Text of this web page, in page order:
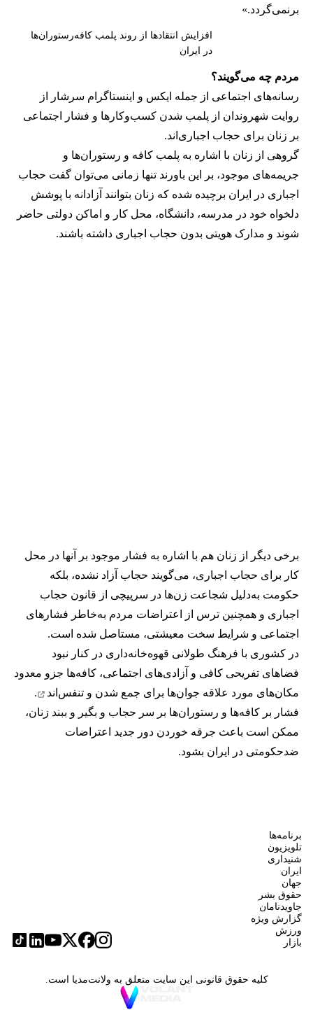
برنمی‎‌گردد.»
افزایش انتقادها از روند پلمب کافه‌رستوران‌ها
در ایران
مردم چه می‌گویند؟
رسانه‎‌های اجتماعی از جمله ایکس و اینستاگرام سرشار از
روایت شهروندان از پلمب شدن کسب‌وکارها و فشار اجتماعی
بر زنان برای حجاب اجباری‌اند.
گروهی از زنان با اشاره به پلمب کافه و رستوران‌ها و
جریمه‌های موجود، بر این باورند تنها زمانی می‌توان گفت حجاب
اجباری در ایران برچیده شده که زنان بتوانند آزادانه با پوشش
دلخواه خود در مدرسه، دانشگاه، محل کار و اماکن دولتی حاضر
شوند و مدارک هویتی بدون حجاب اجباری داشته باشند.
برخی دیگر از زنان هم با اشاره به فشار موجود بر آنها در محل
کار برای حجاب اجباری، می‌گویند حجاب آزاد نشده، بلکه
حکومت به‌دلیل شجاعت زن‌ها در سرپیچی از قانون حجاب
اجباری و همچنین ترس از اعتراضات مردم به‌خاطر فشارهای
اجتماعی و شرایط سخت معیشتی، مستاصل شده است.
در کشوری با فرهنگ طولانی قهوه‌‌خانه‌داری در کنار نبود
فضاهای تفریحی کافی و آزادی‌های اجتماعی، کافه‌ها جزو معدود
مکان‌های مورد علاقه جوان‌ها برای جمع شدن و تنفس‌اند
.
فشار بر کافه‌ها و رستوران‌ها بر سر حجاب و بگیر و ببند زنان،
ممکن است باعث جرقه خوردن دور جدید اعتراضات
ضدحکومتی در ایران بشود.
برنامه‌ها
تلویزیون
شنیداری
ایران
جهان
حقوق بشر
جاویدنامان
گزارش ویژه
ورزش
بازار
کلیه حقوق قانونی این سایت متعلق به ولانت‌مدیا است.